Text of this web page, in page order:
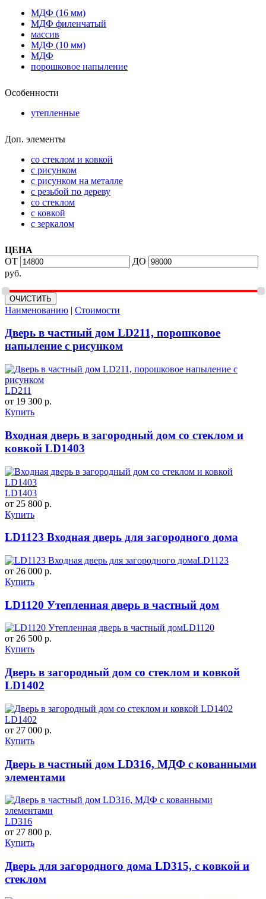
МДФ (16 мм)
МДФ филенчатый
массив
МДФ (10 мм)
МДФ
порошковое напыление
Особенности
утепленные
Доп. элементы
со стеклом и ковкой
с рисунком
с рисунком на металле
с резьбой по дереву
со стеклом
с ковкой
с зеркалом
ЦЕНА
ОТ
ДО
руб.
Наименованию | Стоимости
Дверь в частный дом LD211, порошковое
напыление с рисунком
LD211
от 19 300 р.
Купить
Входная дверь в загородный дом со стеклом и
ковкой LD1403
LD1403
от 25 800 р.
Купить
LD1123 Входная дверь для загородного дома
LD1123
от 26 000 р.
Купить
LD1120 Утепленная дверь в частный дом
LD1120
от 26 500 р.
Купить
Дверь в загородный дом со стеклом и ковкой
LD1402
LD1402
от 27 000 р.
Купить
Дверь в частный дом LD316, МДФ с кованными
элементами
LD316
от 27 800 р.
Купить
Дверь для загородного дома LD315, с ковкой и
стеклом